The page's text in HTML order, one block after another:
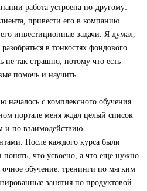
работа устроена по-другому:
привести его в компанию
инвестиционные задачи. Я думал,
в тонкостях фондового
не так страшно, потому что есть
помочь и научить.
с комплексного обучения.
портале меня ждал целый список
и по взаимодействию
После каждого курса были
понять, что усвоено, а что еще нужно
обучение: тренинги по мягким
занятия по продуктовой